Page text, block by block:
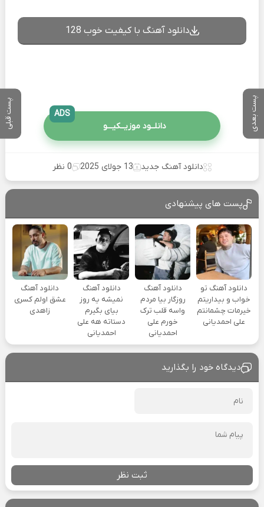
پست بعدی پست قبلی
دانلود آهنگ با کیفیت خوب 128
دانلــود موزیــکیـــو
ADS
دانلود آهنگ جدید 13 جولای 2025 0 نظر
پست های پیشنهادی
دانلود آهنگ تو
خواب و بیداریتم
خیرمات چشمانتم
علی احمدیانی
دانلود آهنگ
روزگار بیا مردم
واسه قلب ترک
خورم علی
احمدیانی
دانلود آهنگ
نمیشه یه روز
بیای بگیرم
دستاته هه علی
احمدیانی
دانلود آهنگ
عشق اولم کسری
زاهدی
دیدگاه خود را بگذارید
ثبت نظر